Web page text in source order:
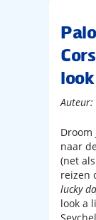
naar
(net
reizen
lucky
look a